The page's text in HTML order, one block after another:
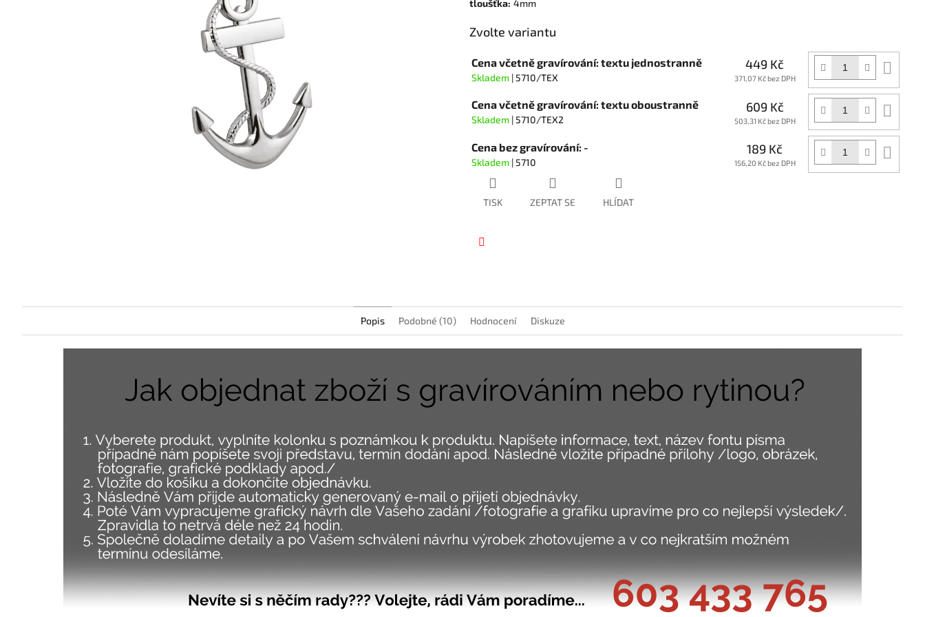
tloušťka: 4mm
Zvolte variantu
Cena včetně gravírování: textu jednostranně
Skladem | 5710/TEX
449 Kč
371,07 Kč bez DPH
Cena včetně gravírování: textu oboustranně
Skladem | 5710/TEX2
609 Kč
503,31 Kč bez DPH
Cena bez gravírování: -
Skladem | 5710
189 Kč
156,20 Kč bez DPH
TISK ZEPTAT SE HLÍDAT
Popis Podobné (10) Hodnocení Diskuze